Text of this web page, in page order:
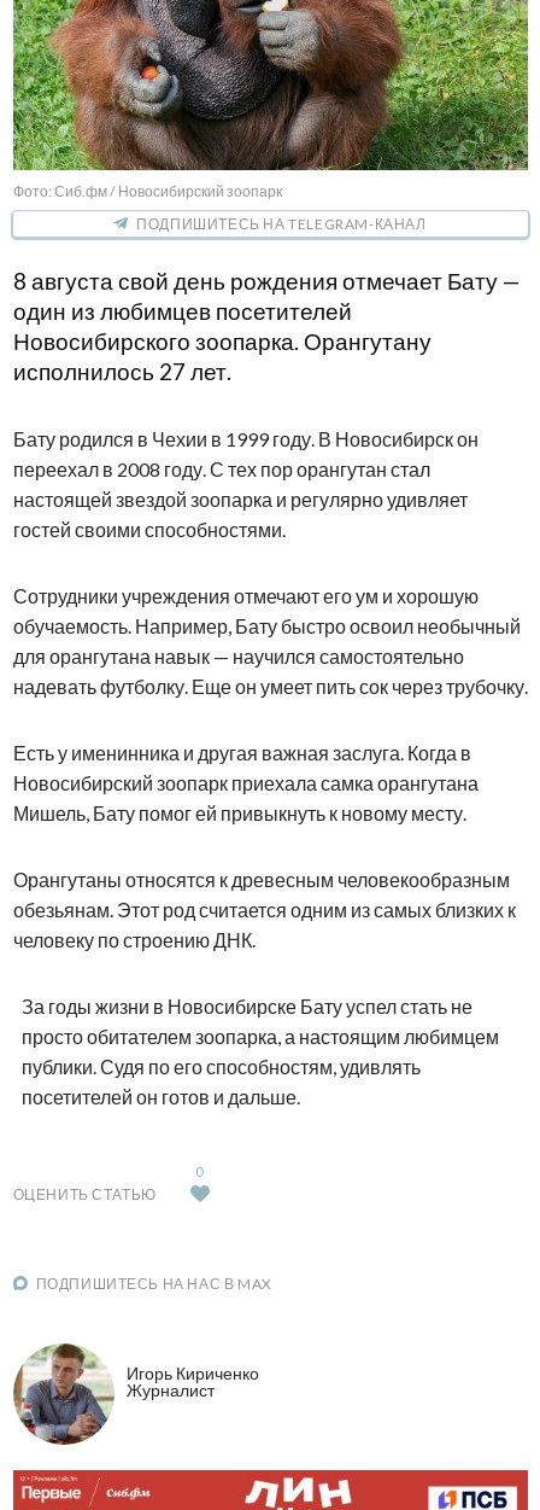
Фото: Сиб.фм / Новосибирский зоопарк
ПОДПИШИТЕСЬ НА TELEGRAM-КАНАЛ
8 августа свой день рождения отмечает Бату —
один из любимцев посетителей
Новосибирского зоопарка. Орангутану
исполнилось 27 лет.
Бату родился в Чехии в 1999 году. В Новосибирск он
переехал в 2008 году. С тех пор орангутан стал
настоящей звездой зоопарка и регулярно удивляет
гостей своими способностями.
Сотрудники учреждения отмечают его ум и хорошую
обучаемость. Например, Бату быстро освоил необычный
для орангутана навык — научился самостоятельно
надевать футболку. Еще он умеет пить сок через трубочку.
Есть у именинника и другая важная заслуга. Когда в
Новосибирский зоопарк приехала самка орангутана
Мишель, Бату помог ей привыкнуть к новому месту.
Орангутаны относятся к древесным человекообразным
обезьянам. Этот род считается одним из самых близких к
человеку по строению ДНК.
За годы жизни в Новосибирске Бату успел стать не
просто обитателем зоопарка, а настоящим любимцем
публики. Судя по его способностям, удивлять
посетителей он готов и дальше.
ОЦЕНИТЬ СТАТЬЮ
0
ПОДПИШИТЕСЬ НА НАС В MAX
Игорь Кириченко
Журналист